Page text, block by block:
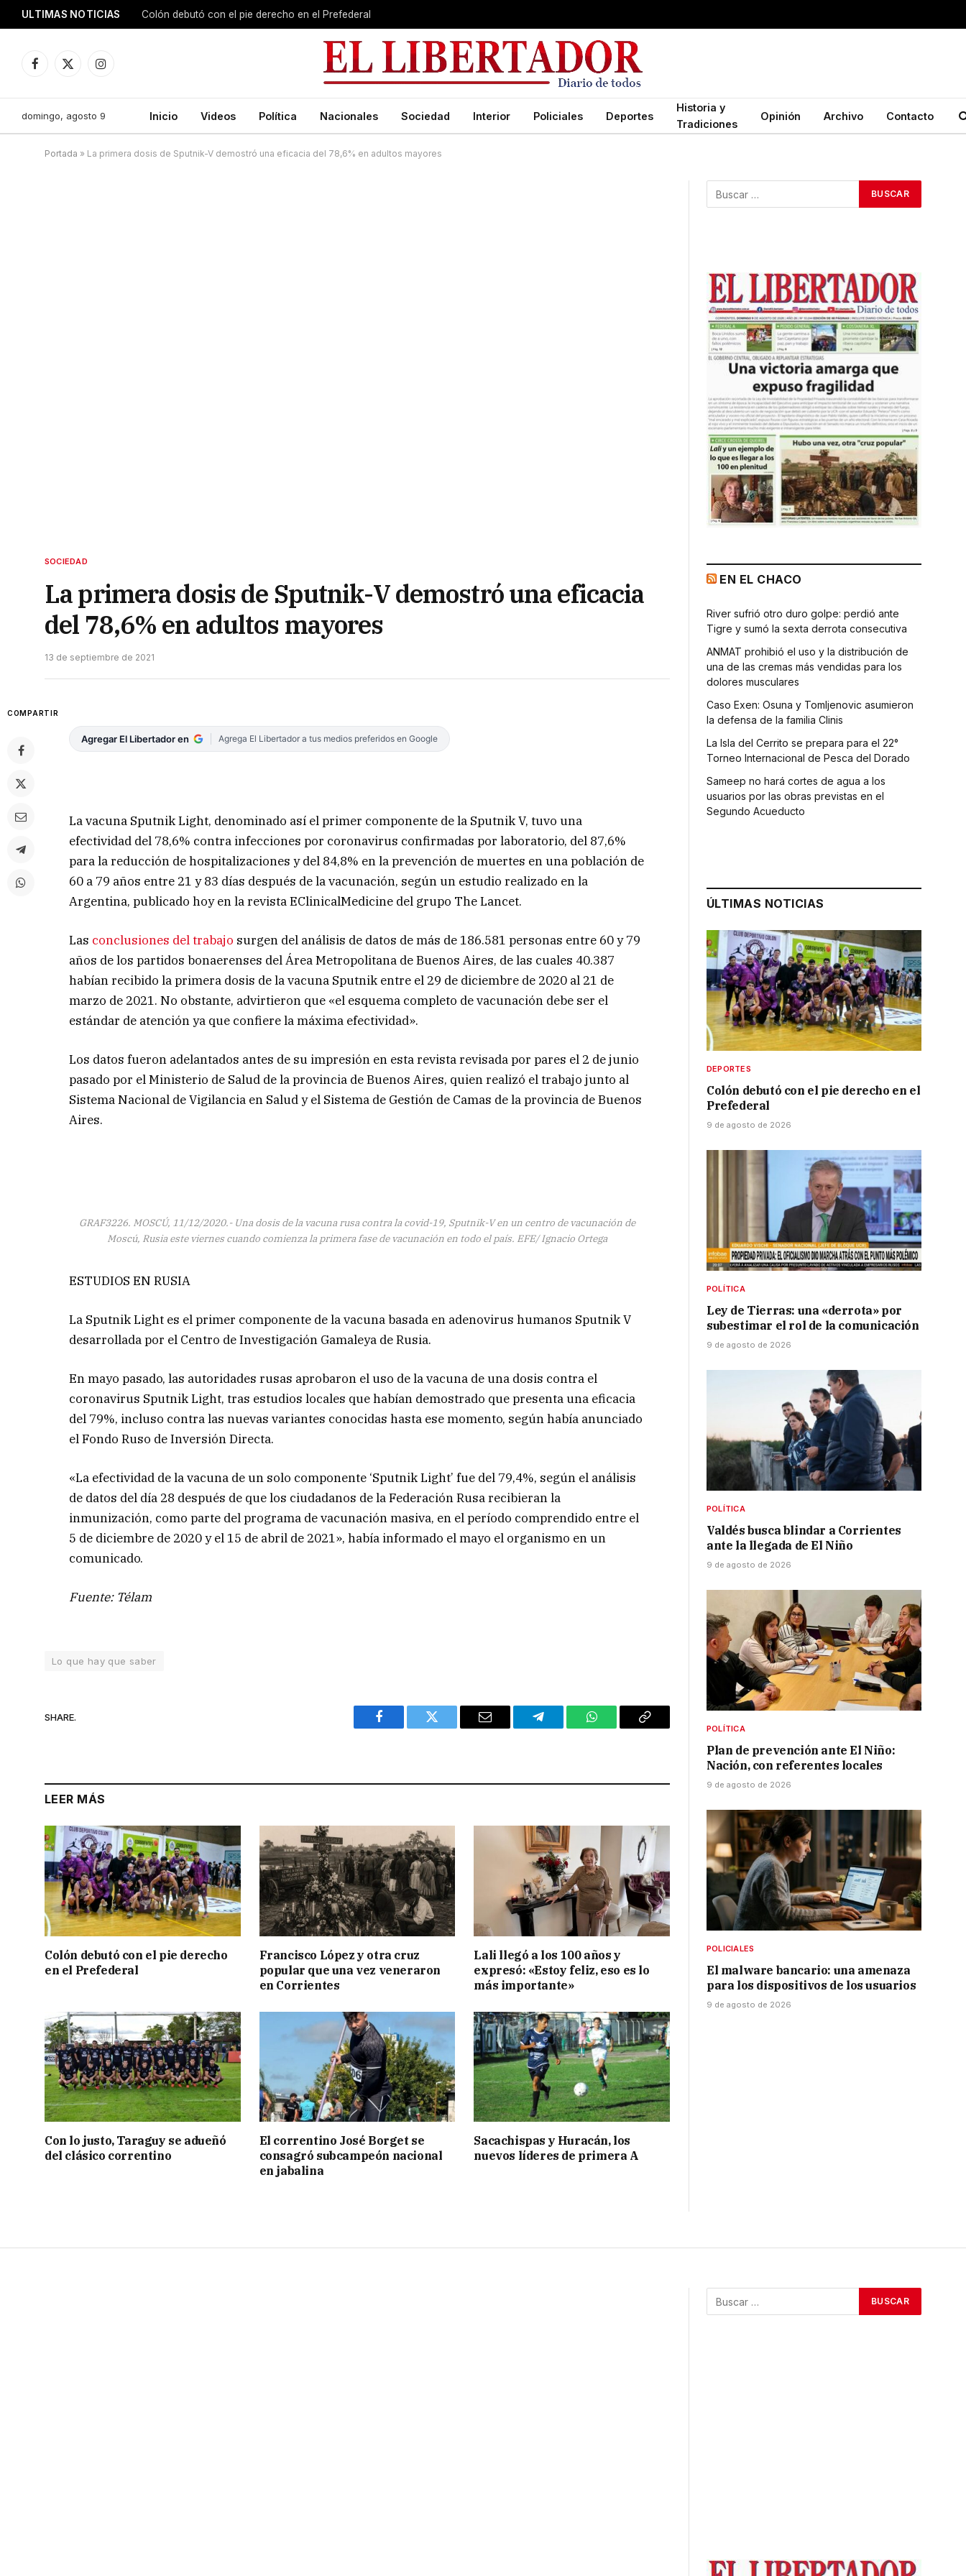
ULTIMAS NOTICIAS Colón debutó con el pie derecho en el Prefederal
Facebook
X
Instagram
domingo, agosto 9 Inicio Videos Política Nacionales Sociedad Interior Policiales Deportes
Historia y
Tradiciones
Opinión Archivo Contacto
Portada » La primera dosis de Sputnik-V demostró una eficacia del 78,6% en adultos mayores
SOCIEDAD
La primera dosis de Sputnik-V demostró una eficacia
del 78,6% en adultos mayores
13 de septiembre de 2021
COMPARTIR
Agregar El Libertador en Agrega El Libertador a tus medios preferidos en Google
La vacuna Sputnik Light, denominado así el primer componente de la Sputnik V, tuvo una
efectividad del 78,6% contra infecciones por coronavirus confirmadas por laboratorio, del 87,6%
para la reducción de hospitalizaciones y del 84,8% en la prevención de muertes en una población de
60 a 79 años entre 21 y 83 días después de la vacunación, según un estudio realizado en la
Argentina, publicado hoy en la revista EClinicalMedicine del grupo The Lancet.
Las conclusiones del trabajo surgen del análisis de datos de más de 186.581 personas entre 60 y 79
años de los partidos bonaerenses del Área Metropolitana de Buenos Aires, de las cuales 40.387
habían recibido la primera dosis de la vacuna Sputnik entre el 29 de diciembre de 2020 al 21 de
marzo de 2021. No obstante, advirtieron que «el esquema completo de vacunación debe ser el
estándar de atención ya que confiere la máxima efectividad».
Los datos fueron adelantados antes de su impresión en esta revista revisada por pares el 2 de junio
pasado por el Ministerio de Salud de la provincia de Buenos Aires, quien realizó el trabajo junto al
Sistema Nacional de Vigilancia en Salud y el Sistema de Gestión de Camas de la provincia de Buenos
Aires.
GRAF3226. MOSCÚ, 11/12/2020.- Una dosis de la vacuna rusa contra la covid-19, Sputnik-V en un centro de vacunación de
Moscú, Rusia este viernes cuando comienza la primera fase de vacunación en todo el país. EFE/ Ignacio Ortega
ESTUDIOS EN RUSIA
La Sputnik Light es el primer componente de la vacuna basada en adenovirus humanos Sputnik V
desarrollada por el Centro de Investigación Gamaleya de Rusia.
En mayo pasado, las autoridades rusas aprobaron el uso de la vacuna de una dosis contra el
coronavirus Sputnik Light, tras estudios locales que habían demostrado que presenta una eficacia
del 79%, incluso contra las nuevas variantes conocidas hasta ese momento, según había anunciado
el Fondo Ruso de Inversión Directa.
«La efectividad de la vacuna de un solo componente ‘Sputnik Light’ fue del 79,4%, según el análisis
de datos del día 28 después de que los ciudadanos de la Federación Rusa recibieran la
inmunización, como parte del programa de vacunación masiva, en el período comprendido entre el
5 de diciembre de 2020 y el 15 de abril de 2021», había informado el mayo el organismo en un
comunicado.
Fuente: Télam
Lo que hay que saber
SHARE.
Facebook Twitter Email Telegram WhatsAppCopy
LEER MÁS
Colón debutó con el pie derecho
en el Prefederal
Francisco López y otra cruz
popular que una vez veneraron
en Corrientes
Lali llegó a los 100 años y
expresó: «Estoy feliz, eso es lo
más importante»
Con lo justo, Taraguy se adueñó
del clásico correntino
El correntino José Borget se
consagró subcampeón nacional
en jabalina
Sacachispas y Huracán, los
nuevos líderes de primera A
EN EL CHACO
River sufrió otro duro golpe: perdió ante
Tigre y sumó la sexta derrota consecutiva
ANMAT prohibió el uso y la distribución de
una de las cremas más vendidas para los
dolores musculares
Caso Exen: Osuna y Tomljenovic asumieron
la defensa de la familia Clinis
La Isla del Cerrito se prepara para el 22°
Torneo Internacional de Pesca del Dorado
Sameep no hará cortes de agua a los
usuarios por las obras previstas en el
Segundo Acueducto
ÚLTIMAS NOTICIAS
DEPORTES
Colón debutó con el pie derecho en el
Prefederal
9 de agosto de 2026
POLÍTICA
Ley de Tierras: una «derrota» por
subestimar el rol de la comunicación
9 de agosto de 2026
POLÍTICA
Valdés busca blindar a Corrientes
ante la llegada de El Niño
9 de agosto de 2026
POLÍTICA
Plan de prevención ante El Niño:
Nación, con referentes locales
9 de agosto de 2026
POLICIALES
El malware bancario: una amenaza
para los dispositivos de los usuarios
9 de agosto de 2026